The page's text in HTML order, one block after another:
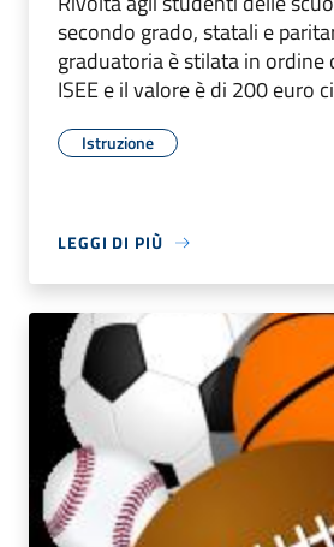
secondo grado, statali e
graduatoria è stilata in ordine
ISEE e il valore è di 200 euro
Istruzione
LEGGI DI PIÙ